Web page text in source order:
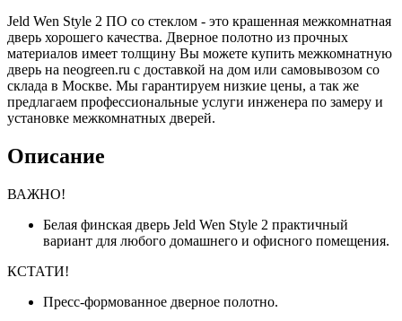
Jeld Wen Style 2 ПО со стеклом - это крашенная межкомнатная
дверь хорошего качества. Дверное полотно из прочных
материалов имеет толщину Вы можете купить межкомнатную
дверь на neogreen.ru с доставкой на дом или самовывозом со
склада в Москве. Мы гарантируем низкие цены, а так же
предлагаем профессиональные услуги инженера по замеру и
установке межкомнатных дверей.
Описание
ВАЖНО!
Белая финская дверь Jeld Wen Style 2 практичный
вариант для любого домашнего и офисного помещения.
КСТАТИ!
Пресс-формованное дверное полотно.